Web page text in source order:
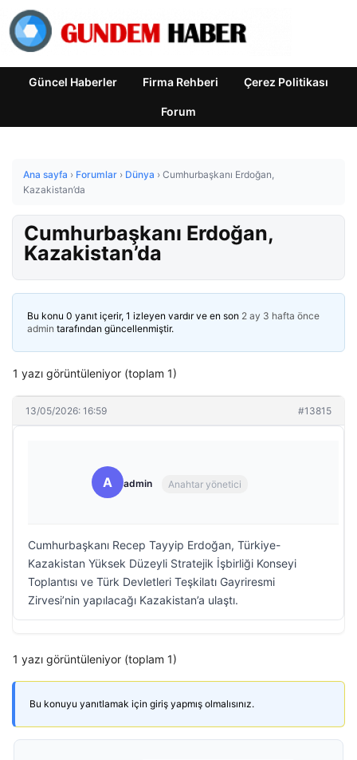
Güncel Haberler Firma Rehberi Çerez Politikası
Forum
Ana sayfa › Forumlar › Dünya › Cumhurbaşkanı Erdoğan,
Kazakistan’da
Cumhurbaşkanı Erdoğan,
Kazakistan’da
Bu konu 0 yanıt içerir, 1 izleyen vardır ve en son 2 ay 3 hafta önce
admin tarafından güncellenmiştir.
1 yazı görüntüleniyor (toplam 1)
13/05/2026: 16:59 #13815
A admin Anahtar yönetici
Cumhurbaşkanı Recep Tayyip Erdoğan, Türkiye-
Kazakistan Yüksek Düzeyli Stratejik İşbirliği Konseyi
Toplantısı ve Türk Devletleri Teşkilatı Gayriresmi
Zirvesi’nin yapılacağı Kazakistan’a ulaştı.
1 yazı görüntüleniyor (toplam 1)
Bu konuyu yanıtlamak için giriş yapmış olmalısınız.